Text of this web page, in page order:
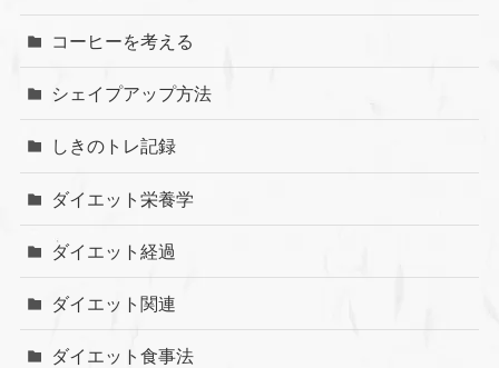
コーヒーを考える
シェイプアップ方法
しきのトレ記録
ダイエット栄養学
ダイエット経過
ダイエット関連
ダイエット食事法